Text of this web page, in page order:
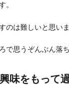
。
のは難しいと思いま
で思うぞんぶん落
味をもって